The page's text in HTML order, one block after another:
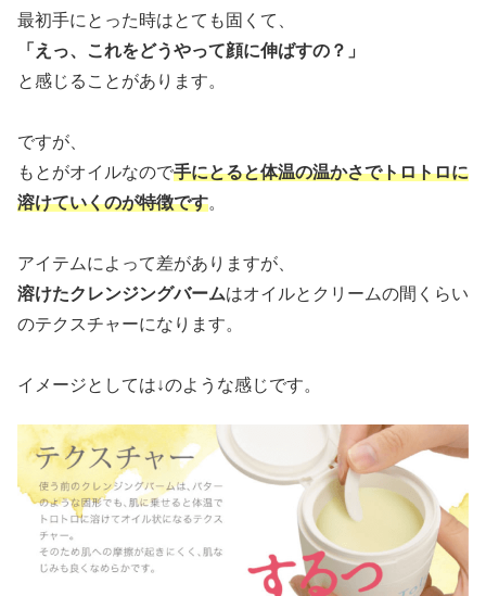
最初手にとった時はとても固くて、
「えっ、これをどうやって顔に伸ばすの？」
と感じることがあります。
ですが、
もとがオイルなので手にとると体温の温かさでトロトロに
溶けていくのが特徴です。
アイテムによって差がありますが、
溶けたクレンジングバームはオイルとクリームの間くらい
のテクスチャーになります。
イメージとしては↓のような感じです。